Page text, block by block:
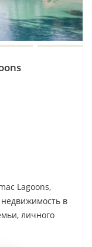
Lagoons,
в
личного